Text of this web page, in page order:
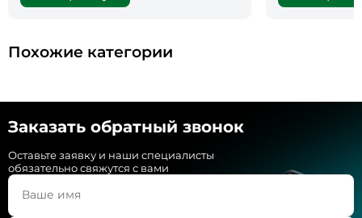
Похожие категории
Заказать обратный звонок
Оставьте заявку и наши специалисты
обязательно свяжутся с вами